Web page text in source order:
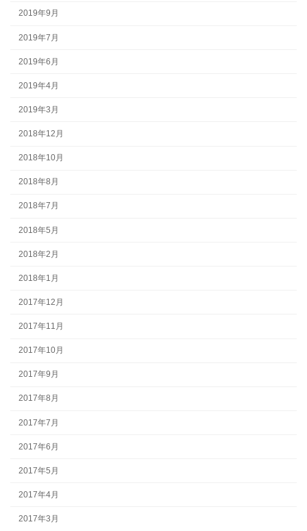
2019年9月
2019年7月
2019年6月
2019年4月
2019年3月
2018年12月
2018年10月
2018年8月
2018年7月
2018年5月
2018年2月
2018年1月
2017年12月
2017年11月
2017年10月
2017年9月
2017年8月
2017年7月
2017年6月
2017年5月
2017年4月
2017年3月